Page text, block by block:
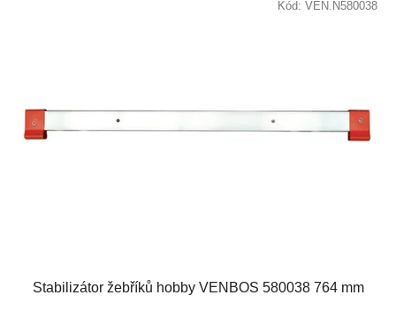
Stabilizátor žebříků hobby VENBOS 580038 764 mm
Kód: VEN.N580038